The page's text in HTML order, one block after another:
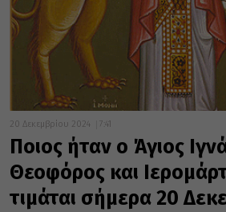
20 Δεκεμβρίου 2024 7:41
Ποιος ήταν ο Άγιος
Θεοφόρος και
τιμάται σήμερα 20